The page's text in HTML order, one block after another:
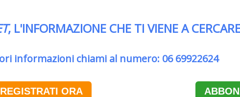
, L'INFORMAZIONE CHE TI VIENE A
informazioni chiami al numero: 06 69922624
REGISTRATI ORA